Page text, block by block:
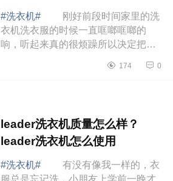
#洗衣机#
刚好前段时间家里的洗
衣机洗衣服的时候一直哐啷哐啷的
响，听起来真的很烦躁所以决定把家
洗烘套装放在阳台上结合我家阳台的
174 0
leader洗衣机质量怎么样？
leader洗衣机怎么使用
#洗衣机#
有没有像我一样的，衣
服总是忘记洗，小朋友上学前一晚才